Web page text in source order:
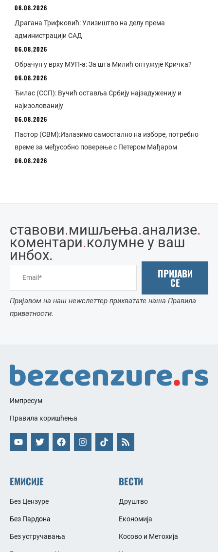
06.08.2026
Драгана Трифковић: Улизиштво на делу према
администрацији САД
06.08.2026
Обрачун у врху МУП-а: За шта Милић оптужује Кричка?
06.08.2026
Ђилас (ССП): Вучић оставља Србију најзадуженију и
најизолованију
06.08.2026
Пастор (СВМ):Излазимо самостално на изборе, потребно
време за међусобно поверење с Петером Мађаром
06.08.2026
ставови.мишљења.анализе.
коментари.колумне у ваш
инбоx.
ПРИЈАВИ
СЕ
Пријавом на наш неwслеттер прихватате наша Правила
приватности.
Импресум
Правила коришћења
ЕМИСИЈЕ
Без Цензуре
Без Пардона
Без устручавања
ВЕСТИ
Друштво
Економија
Косово и Метохија